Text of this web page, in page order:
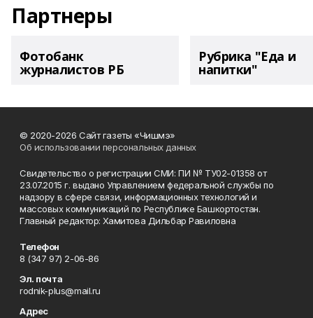
Партнеры
Фотобанк
журналистов РБ
Рубрика "Еда и
напитки"
© 2020-2026 Сайт газеты «Чишмэ»
Об использовании персональных данных
Свидетельство о регистрации СМИ: ПИ № ТУ02-01358 от
23.07.2015 г. выдано Управлением федеральной службы по
надзору в сфере связи, информационных технологий и
массовых коммуникаций по Республике Башкортостан.
Главный редактор: Хамитова Дильбар Равиловна
Телефон
8 (347 97) 2-06-86
Эл. почта
rodnik-plus@mail.ru
Адрес